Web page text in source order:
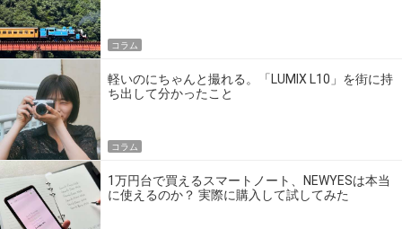
コラム
軽いのにちゃんと撮れる。「LUMIX L10」を街に持
ち出して分かったこと
コラム
1万円台で買えるスマートノート、NEWYESは本当
に使えるのか？ 実際に購入して試してみた